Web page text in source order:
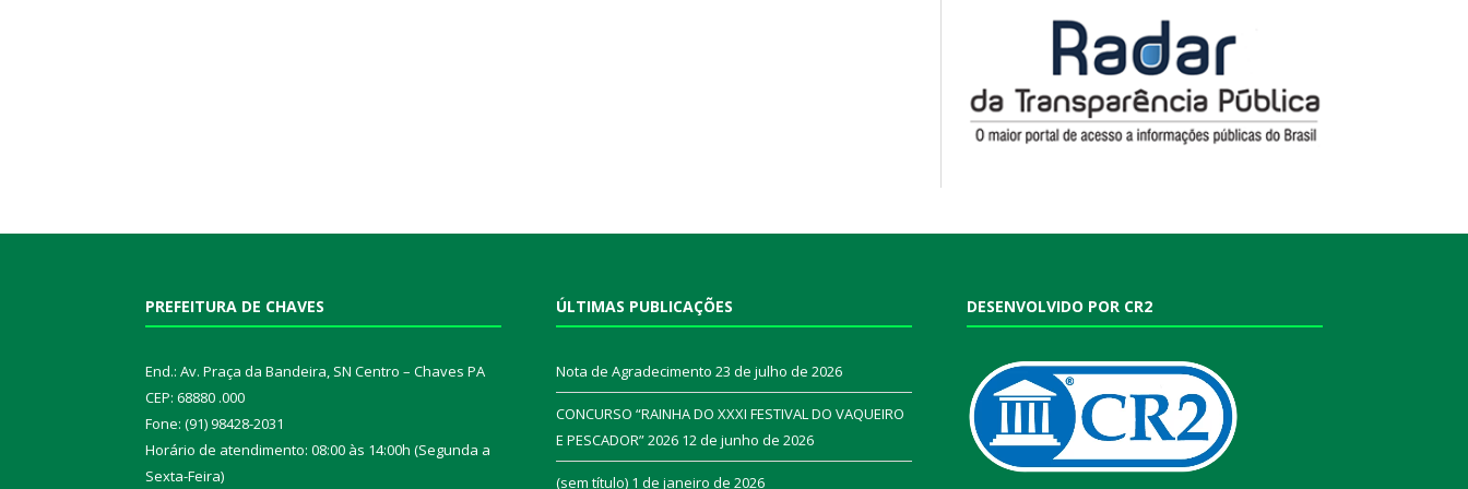
PREFEITURA DE CHAVES
End.: Av. Praça da Bandeira, SN Centro – Chaves PA
CEP: 68880 .000
Fone: (91) 98428-2031
Horário de atendimento: 08:00 às 14:00h (Segunda a
Sexta-Feira)
ÚLTIMAS PUBLICAÇÕES
Nota de Agradecimento 23 de julho de 2026
CONCURSO “RAINHA DO XXXI FESTIVAL DO VAQUEIRO
E PESCADOR” 2026 12 de junho de 2026
(sem título) 1 de janeiro de 2026
DESENVOLVIDO POR CR2